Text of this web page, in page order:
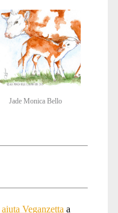
Jade Monica Bello
aiuta Veganzetta a